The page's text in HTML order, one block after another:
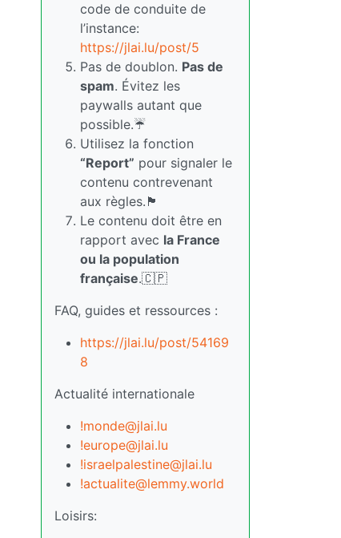
code de conduite de
l’instance:
https://jlai.lu/post/5
Pas de doublon. Pas de
spam. Évitez les
paywalls autant que
possible.☔
Utilisez la fonction
“Report” pour signaler le
contenu contrevenant
aux règles.🏴
Le contenu doit être en
rapport avec la France
ou la population
française.🇨🇵
FAQ, guides et ressources :
https://jlai.lu/post/54169
8
Actualité internationale
!monde@jlai.lu
!europe@jlai.lu
!israelpalestine@jlai.lu
!actualite@lemmy.world
Loisirs: